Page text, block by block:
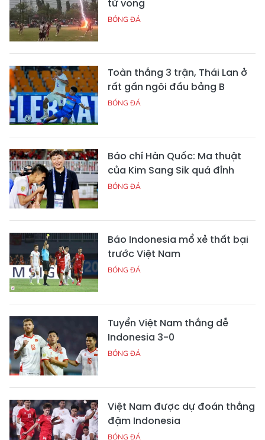
tử vong
BÓNG ĐÁ
Toàn thắng 3 trận, Thái Lan ở
rất gần ngôi đầu bảng B
BÓNG ĐÁ
Báo chí Hàn Quốc: Ma thuật
của Kim Sang Sik quá đỉnh
BÓNG ĐÁ
Báo Indonesia mổ xẻ thất bại
trước Việt Nam
BÓNG ĐÁ
Tuyển Việt Nam thắng dễ
Indonesia 3-0
BÓNG ĐÁ
Việt Nam được dự đoán thắng
đậm Indonesia
BÓNG ĐÁ